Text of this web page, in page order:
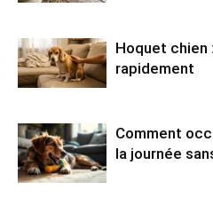
Hoquet chien
rapidement
Comment
la journée